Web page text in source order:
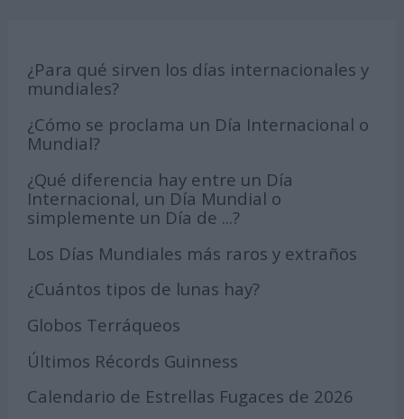
¿Para qué sirven los días internacionales y
mundiales?
¿Cómo se proclama un Día Internacional o
Mundial?
¿Qué diferencia hay entre un Día
Internacional, un Día Mundial o
simplemente un Día de ...?
Los Días Mundiales más raros y extraños
¿Cuántos tipos de lunas hay?
Globos Terráqueos
Últimos Récords Guinness
Calendario de Estrellas Fugaces de 2026